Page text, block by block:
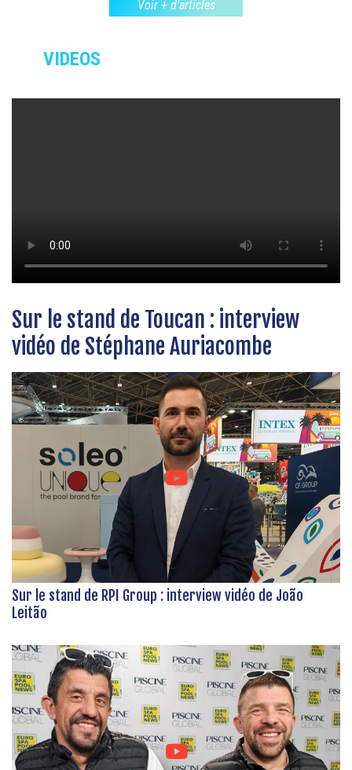
Voir + d'articles
VIDEOS
Sur le stand de Toucan : interview
vidéo de Stéphane Auriacombe
Sur le stand de RPI Group : interview vidéo de João
Leitão